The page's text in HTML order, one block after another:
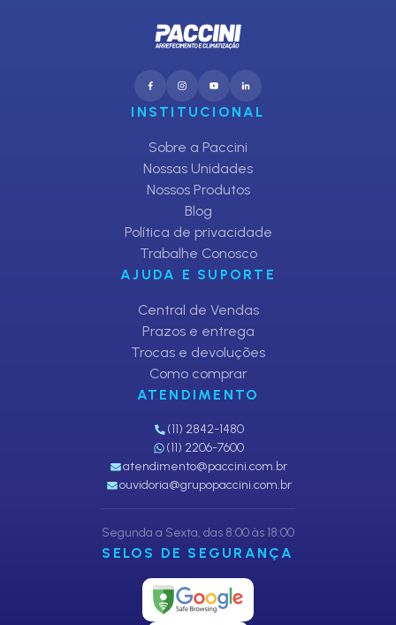
INSTITUCIONAL
Sobre a Paccini
Nossas Unidades
Nossos Produtos
Blog
Política de privacidade
Trabalhe Conosco
AJUDA E SUPORTE
Central de Vendas
Prazos e entrega
Trocas e devoluções
Como comprar
ATENDIMENTO
(11) 2842-1480
(11) 2206-7600
atendimento@paccini.com.br
ouvidoria@grupopaccini.com.br
Segunda a Sexta, das 8:00 às 18:00
SELOS DE SEGURANÇA